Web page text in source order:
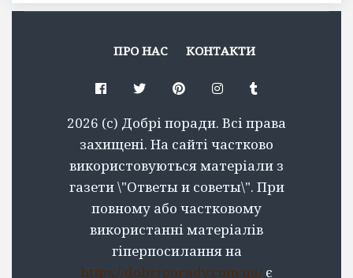
ПРО НАС КОНТАКТИ
TwitterPinterestInstagram
Tumblr
2026 (c) Добрі поради. Всі права
захищені. На сайті частково
використовуються матеріали з
газети \"Ответы и советы\". При
повному або частковому
використанні матеріалів
гіперпосилання на
https://dobriporady.com.ua/ є